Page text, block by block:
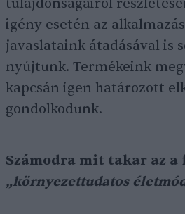
tulajdonságairól
igény esetén az
javaslataink átadásával is
nyújtunk. Termékeink
kapcsán igen határozott
gondolkodunk.
Számodra mit takar az a
„környezettudatos